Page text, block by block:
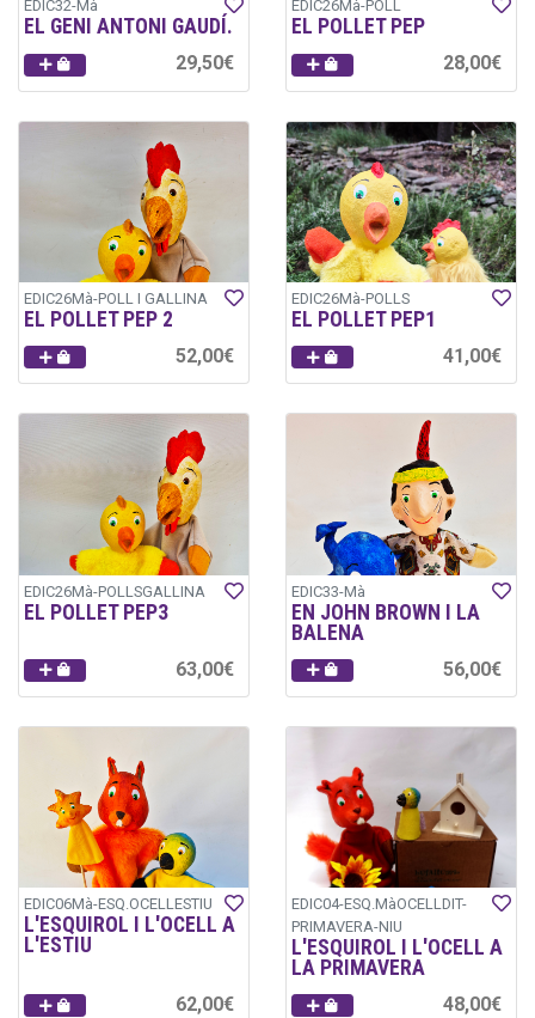
EDIC32-Mà
EL GENI ANTONI GAUDÍ.
29,50€
EDIC26Mà-POLL
EL POLLET PEP
28,00€
EDIC26Mà-POLL I GALLINA
EL POLLET PEP 2
52,00€
EDIC26Mà-POLLS
EL POLLET PEP1
41,00€
EDIC26Mà-POLLSGALLINA
EL POLLET PEP3
63,00€
EDIC33-Mà
EN JOHN BROWN I LA
BALENA
56,00€
EDIC06Mà-ESQ.OCELLESTIU
L'ESQUIROL I L'OCELL A
L'ESTIU
62,00€
EDIC04-ESQ.MàOCELLDIT-
PRIMAVERA-NIU
L'ESQUIROL I L'OCELL A
LA PRIMAVERA
48,00€